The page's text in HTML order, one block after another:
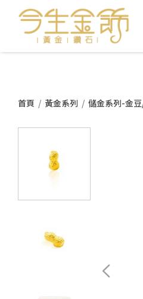
首頁 / 黃金系列 / 儲金系列-金